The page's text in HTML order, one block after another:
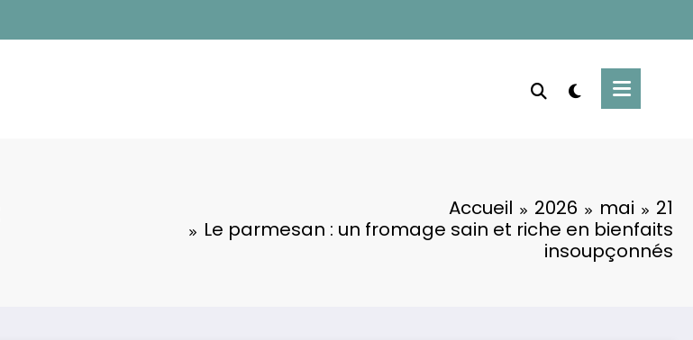
Accueil 2026 mai
21
Le parmesan : un fromage sain et riche en bienfaits
insoupçonnés